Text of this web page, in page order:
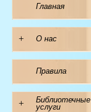
Главная
+ О нас
Правила
+
Библиотечные
услуги